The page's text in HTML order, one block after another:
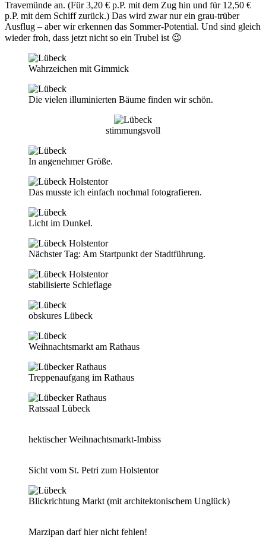
Travemünde an. (Für 3,20 € p.P. mit dem Zug hin und für 12,50 €
p.P. mit dem Schiff zurück.) Das wird zwar nur ein grau-trüber
Ausflug – aber wir erkennen das Sommer-Potential. Und sind gleich
wieder froh, dass jetzt nicht so ein Trubel ist 😉
Wahrzeichen mit Gimmick
Die vielen illuminierten Bäume finden wir schön.
stimmungsvoll
In angenehmer Größe.
Das musste ich einfach nochmal fotografieren.
Licht im Dunkel.
Nächster Tag: Am Startpunkt der Stadtführung.
stabilisierte Schieflage
obskures Lübeck
Weihnachtsmarkt am Rathaus
Treppenaufgang im Rathaus
Ratssaal Lübeck
hektischer Weihnachtsmarkt-Imbiss
Sicht vom St. Petri zum Holstentor
Blickrichtung Markt (mit architektonischem Unglück)
Marzipan darf hier nicht fehlen!